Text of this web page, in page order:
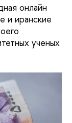
онлайн
и иранские
ученых